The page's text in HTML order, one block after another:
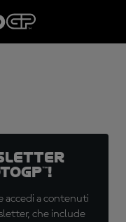
accedi a contenuti
che include